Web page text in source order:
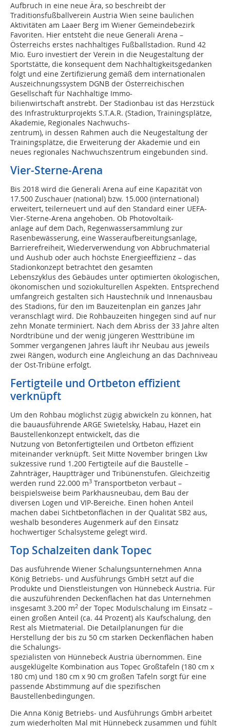
Aufbruch in eine neue Ära, so beschreibt der
Traditionsfußballverein Austria Wien seine baulichen
Aktivitäten am Laaer Berg im Wiener Gemeindebezirk
Favoriten. Hier entsteht die neue Generali Arena –
Österreichs erstes nachhaltiges Fußballstadion. Rund 42
Mio. Euro investiert der Verein in die Neugestaltung der
Sportstätte, die konsequent dem Nachhaltigkeitsgedanken
folgt und eine Zertifizierung gemäß dem internationalen
Auszeich­nungssystem DGNB der Österreichischen
Gesellschaft für Nachhaltige Immo-
bilienwirtschaft anstrebt. Der Stadionbau ist das Herzstück
des Infrastrukturprojekts S.T.A.R. (Stadion, Trainingsplätze,
Akademie, Regionales Nachwuchs-
zentrum), in dessen Rahmen auch die Neugestaltung der
Trainingsplätze, die Erweiterung der Akademie und ein
neues regionales Nachwuchszentrum eingebunden sind.
Vier-Sterne-Arena
Bis 2018 wird die Generali Arena auf eine Kapazität von
17.500 Zuschauer (national) bzw. 15.000 (international)
erweitert, teilerneuert und auf den Standard einer UEFA-
Vier-Sterne-Arena angehoben. Ob Photovoltaik-
anlage auf dem Dach, Regenwassersammlung zur
Rasenbewässerung, eine Wasseraufbereitungsanlage,
Barrierefreiheit, Wiederverwendung von Abbruchmaterial
und Aushub oder auch höchste Energieeffizienz – das
Stadionkonzept betrachtet den gesamten
Lebenszyklus des Gebäudes unter optimierten ökologischen,
ökonomischen und soziokulturellen Aspekten. Entsprechend
umfangreich gestalten sich Haustechnik und Innenausbau
des Stadions, für den im Bauzeitenplan ein ganzes Jahr
veranschlagt wird. Die Rohbauzeiten hingegen sind auf nur
zehn Monate terminiert. Nach dem Abriss der 33 Jahre alten
Nordtribüne und der wenig jüngeren Westtribüne im
Sommer vergangenen Jahres läuft ihr Neubau aus jeweils
zwei Rängen, wodurch eine Angleichung an das Dachniveau
der Ost-Tribüne erfolgt.
Fertigteile und Ortbeton effizient
verknüpft
Um den Rohbau möglichst zügig abwickeln zu können, hat
die bauausführende ARGE Swietelsky, Habau, Hazet ein
Baustellenkonzept entwickelt, das die
Nutzung von Betonfertigteilen und Ortbeton effizient
miteinander verknüpft. Seit Mitte November bringen Lkw
sukzessive rund 1.200 Fertigteile auf die Baustelle –
Zahnträger, Hauptträger und Tribü­nenstufen. Gleichzeitig
werden rund 22.000 m3 Transportbeton verbaut –
beispielsweise beim Parkhausneubau, dem Bau der
diversen Logen und VIP-Bereiche. Einen hohen Anteil
machen dabei Sichtbetonflächen in der Qualität SB2 aus,
weshalb besonderes Augenmerk auf den Einsatz
hochwertiger Schalsysteme gelegt wird.
Top Schalzeiten dank Topec
Das ausführende Wiener Schalungsunternehmen Anna
König Betriebs- und Ausführungs GmbH setzt auf die
Produkte und Dienstleistungen von Hünnebeck Austria. Für
die auszuführenden Deckenflächen hat das Unternehmen
insgesamt 3.200 m2 der Topec Modulscha­lung im Einsatz –
einen großen Anteil (ca. 44 Prozent) als Kaufschalung, den
Rest als Miet­material. Die Detailplanungen für die
Herstellung der bis zu 50 cm starken Deckenflächen haben
die Schalungs-
spezialisten von Hünnebeck Austria übernommen. Eine
ausgeklügelte Kombination aus Topec Großtafeln (180 cm x
180 cm) und 180 cm x 90 cm großen Tafeln sorgt für eine
passende Abstimmung auf die spezifischen
Baustellenbedingungen.
Die Anna König Betriebs- und Ausführungs GmbH arbeitet
zum wiederholten Mal mit Hünnebeck zusammen und fühlt